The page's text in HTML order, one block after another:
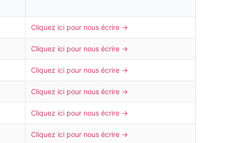
Cliquez ici pour nous écrire →
Cliquez ici pour nous écrire →
Cliquez ici pour nous écrire →
Cliquez ici pour nous écrire →
Cliquez ici pour nous écrire →
Cliquez ici pour nous écrire →